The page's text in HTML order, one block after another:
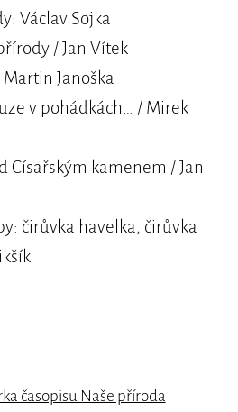
Václav Sojka
/ Jan Vítek
Janoška
v pohádkách… / Mirek
Císařským kamenem / Jan
čirůvka havelka, čirůvka
časopisu Naše příroda